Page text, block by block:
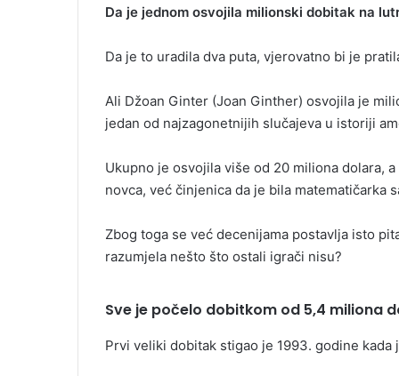
Da je jednom osvojila milionski dobitak na
Da je to uradila dva puta, vjerovatno bi je
Ali Džoan Ginter (Joan Ginther) osvojila je
jedan od najzagonetnijih slučajeva u istoriji
Ukupno je osvojila više od 20 miliona dolara,
novca, već činjenica da je bila matematičarka
Zbog toga se već decenijama postavlja isto
razumjela nešto što ostali igrači nisu?
Sve je počelo dobitkom od 5,4 miliona
Prvi veliki dobitak stigao je 1993. godine